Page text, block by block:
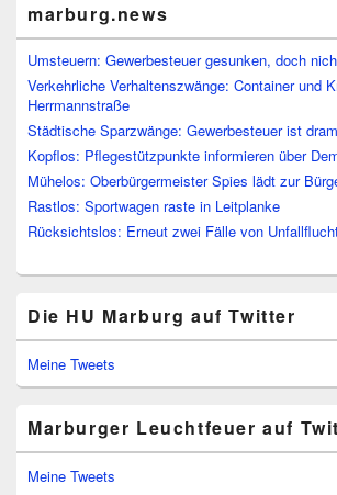
marburg.news
Umsteuern: Gewerbesteuer gesunken, doch
Verkehrliche Verhaltenszwänge: Container und
Herrmannstraße
Städtische Sparzwänge: Gewerbesteuer ist
Kopflos: Pflegestützpunkte informieren über
Mühelos: Oberbürgermeister Spies lädt zur
Rastlos: Sportwagen raste in Leitplanke
Rücksichtslos: Erneut zwei Fälle von
Die HU Marburg auf Twitter
Meine Tweets
Marburger Leuchtfeuer auf
Meine Tweets